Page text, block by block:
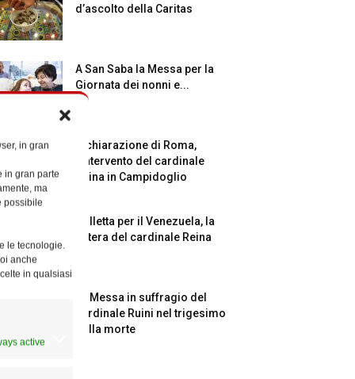
in gran
in gran parte
ma
possibile
le tecnologie.
anche
in qualsiasi
active
d’ascolto della Caritas
A San Saba la Messa per la
Giornata dei nonni e...
Dichiarazione di Roma,
l’intervento del cardinale
Reina in Campidoglio
Colletta per il Venezuela, la
lettera del cardinale Reina
La Messa in suffragio del
cardinale Ruini nel trigesimo
della morte